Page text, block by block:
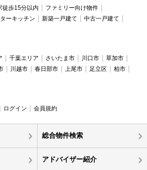
徒歩15分以内
ファミリー向け物件
ーキッチン 新築一戸建て
中古一戸建て
千葉エリア さいたま市 川口市
草加市
川越市 春日部市 上尾市 足立区
柏市
ログイン 会員規約
総合物件検索
アドバイザー紹介